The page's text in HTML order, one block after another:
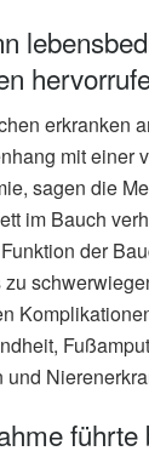
erkranken
mit einer
sagen die
im Bauch
der
und
führte